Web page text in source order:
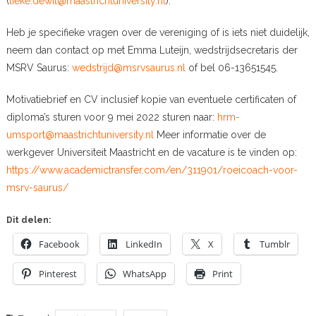
Heb je specifieke vragen over de vereniging of is iets niet duidelijk,
neem dan contact op met Emma Luteijn, wedstrijdsecretaris der
MSRV Saurus: wedstrijd@msrvsaurus.nl of bel 06-13651545.
Motivatiebrief en CV inclusief kopie van eventuele certificaten of
diploma’s sturen voor 9 mei 2022 sturen naar: hrm-
umsport@maastrichtuniversity.nl
Meer informatie over de
werkgever Universiteit Maastricht en de vacature is te vinden op:
https://www.academictransfer.com/en/311901/roeicoach-voor-
msrv-saurus/
Dit delen:
Facebook LinkedIn X Tumblr
Pinterest WhatsApp Print